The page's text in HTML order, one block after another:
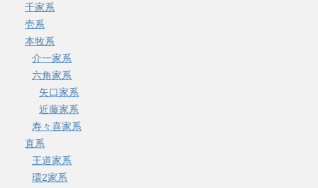
千家系
壱系
本牧系
介一家系
六角家系
矢口家系
近藤家系
寿々喜家系
直系
王道家系
環2家系